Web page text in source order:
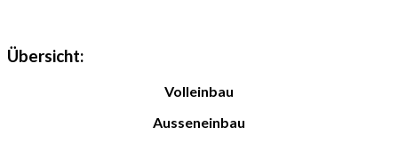
Übersicht:
Volleinbau
Ausseneinbau